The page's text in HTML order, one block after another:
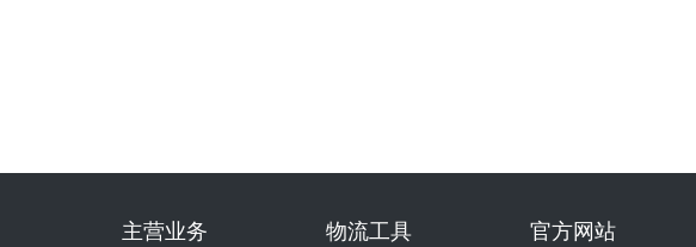
主营业务 物流工具 官方网站